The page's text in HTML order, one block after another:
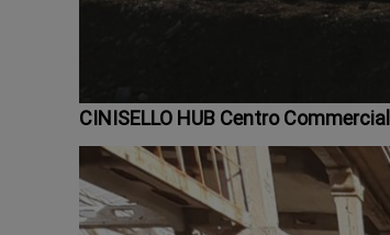
CINISELLO HUB Centro